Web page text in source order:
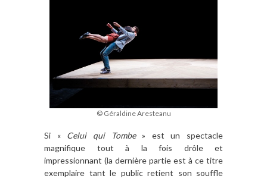
© Géraldine Aresteanu
Si « Celui qui Tombe» est un spectacle
magnifique tout à la fois drôle et
impressionnant (la dernière partie est à ce titre
exemplaire tant le public retient son souffle